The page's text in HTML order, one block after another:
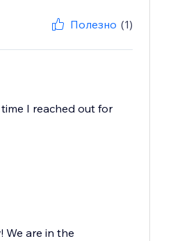
Полезно (1)
I reached out for
We are in the